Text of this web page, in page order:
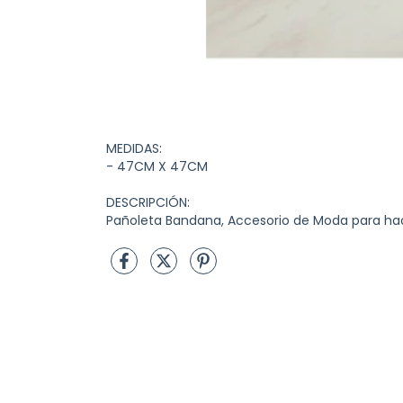
MEDIDAS:
- 47CM X 47CM
DESCRIPCIÓN:
Pañoleta Bandana, Accesorio de Moda para